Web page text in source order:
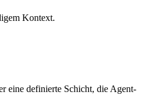
Kontext.
eine definierte Schicht, die Agent-